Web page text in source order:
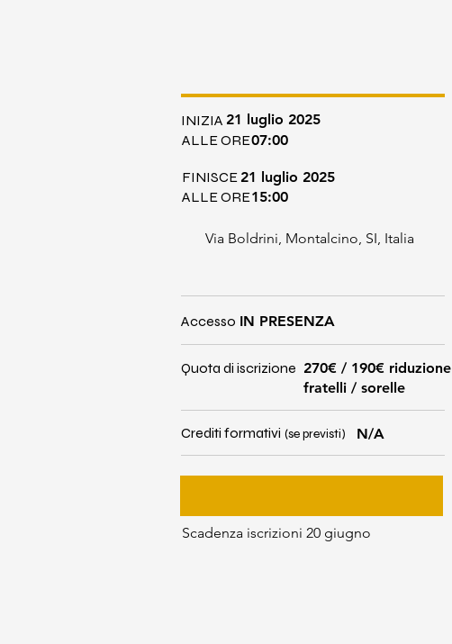
INIZIA 21 luglio 2025
07:00
ALLE ORE
21 luglio 2025
FINISCE
15:00
ALLE ORE
Via Boldrini, Montalcino, SI, Italia
Accesso IN PRESENZA
Quota di iscrizione 270€ / 190€ riduzione
fratelli / sorelle
Crediti formativi (se previsti) N/A
Scadenza iscrizioni 20 giugno